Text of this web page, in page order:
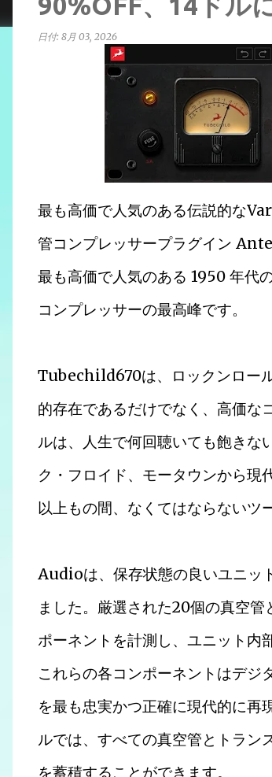
日付: 8月 03, 2026
最も高価で人気のある伝説的な
管コンプレッサープラグイン
最も高価で人気のある 1950 年代
コンプレッサーの最高峰です。
Tubechild670は、ロックンロー
的存在であるだけでなく、高価な
ルは、人生で何回聴いても飽きな
ク・フロイド、モータウンから
以上もの間、なくてはならない
Audioは、保存状態の良いユニッ
ました。厳選された20個の真空
ポーネントを計測し、ユニット内
これらの各コンポーネントはデ
を最も忠実かつ正確に現代的に再
ルでは、すべての真空管とトラン
を蓄積することができます。